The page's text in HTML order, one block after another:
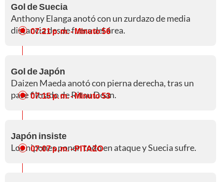
Gol de Suecia
Anthony Elanga anotó con un zurdazo de media
distancia desde fuera del área.
07:21 p. m.- Minuto 56
Gol de Japón
Daizen Maeda anotó con pierna derecha, tras un
pase filtrado de Ritsu Doan.
07:15 p. m.- Minuto 53
Japón insiste
Los nipones ponen todo en ataque y Suecia sufre.
07:07 p. m.- PITAZO